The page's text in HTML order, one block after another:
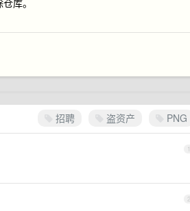
库。
招聘 盗资产 PNG
1
2